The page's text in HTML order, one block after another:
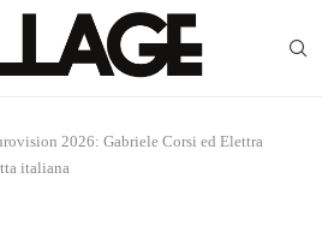
2026: Gabriele Corsi ed Elettra
italiana